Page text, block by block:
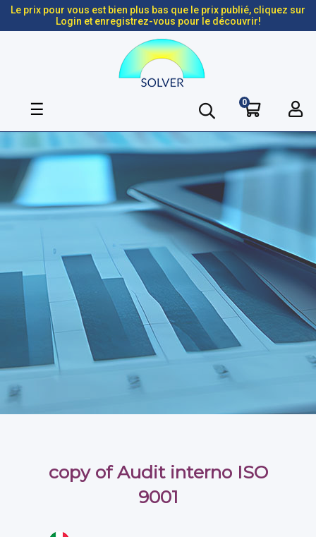
Le prix pour vous est bien plus bas que le prix publié, cliquez sur
Login et enregistrez-vous pour le découvrir!
Basculer
navigation
☰ 0
copy of Audit interno ISO
9001